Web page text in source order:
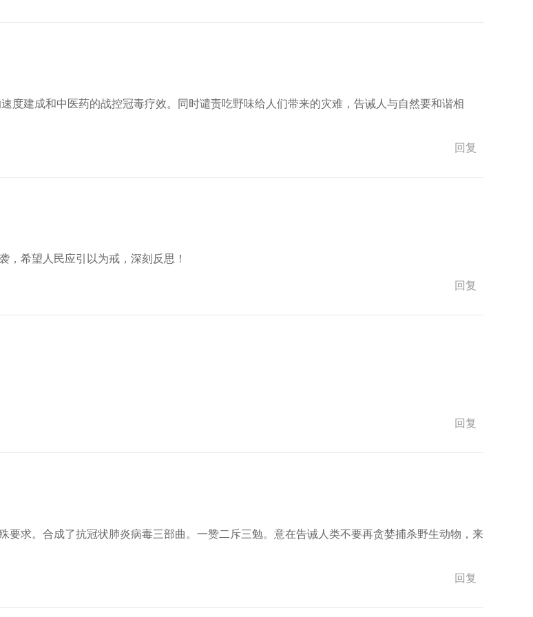
度建成和中医药的战控冠毒疗效。同时谴责吃野味给人们带来的灾难，告诫人与自然要和谐相
回复
，希望人民应引以为戒，深刻反思！
回复
回复
求。合成了抗冠状肺炎病毒三部曲。一赞二斥三勉。意在告诫人类不要再贪婪捕杀野生动物，来
回复